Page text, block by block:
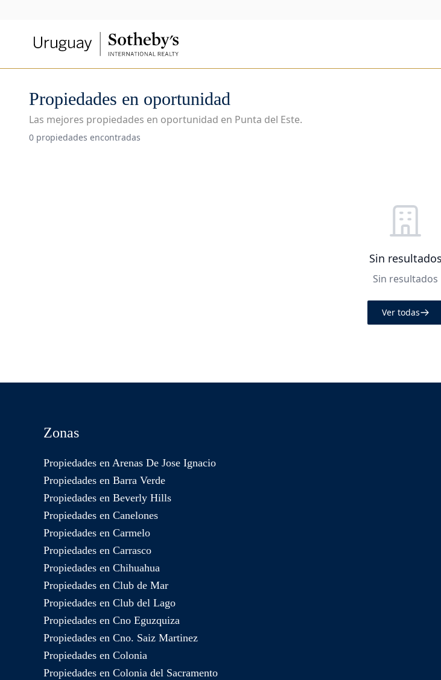
Propiedades en oportunidad
Las mejores propiedades en oportunidad en Punta del Este.
0 propiedades encontradas
Sin resultados
Sin resultados
Ver todas
Zonas
Propiedades en Arenas De Jose Ignacio
Propiedades en Barra Verde
Propiedades en Beverly Hills
Propiedades en Canelones
Propiedades en Carmelo
Propiedades en Carrasco
Propiedades en Chihuahua
Propiedades en Club de Mar
Propiedades en Club del Lago
Propiedades en Cno Eguzquiza
Propiedades en Cno. Saiz Martinez
Propiedades en Colonia
Propiedades en Colonia del Sacramento